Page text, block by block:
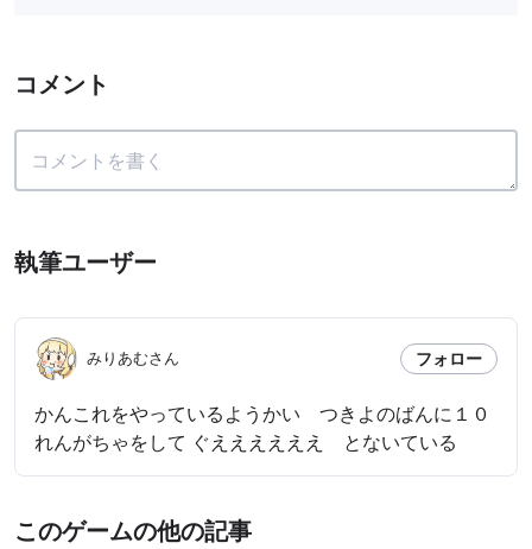
コメント
執筆ユーザー
みりあむさん フォロー
かんこれをやっているようかい つきよのばんに１０
れんがちゃをして ぐええええええ とないている
このゲームの他の記事